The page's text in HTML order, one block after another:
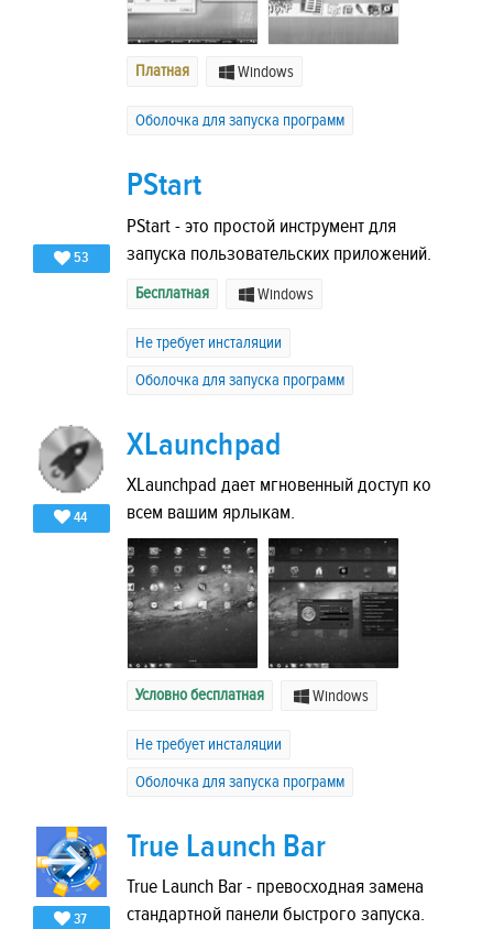
Платная Windows
Оболочка для запуска программ
53
PStart
PStart - это простой инструмент для
запуска пользовательских приложений.
Бесплатная Windows
Не требует инсталяции
Оболочка для запуска программ
44
XLaunchpad
XLaunchpad дает мгновенный доступ ко
всем вашим ярлыкам.
Условно бесплатная Windows
Не требует инсталяции
Оболочка для запуска программ
37
True Launch Bar
True Launch Bar - превосходная замена
стандартной панели быстрого запуска.